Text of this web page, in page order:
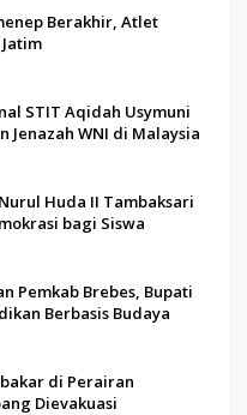
Berakhir, Atlet
STIT Aqidah Usymuni
Jenazah WNI di Malaysia
Huda II Tambaksari
bagi Siswa
Pemkab Brebes, Bupati
Berbasis Budaya
di Perairan
Dievakuasi